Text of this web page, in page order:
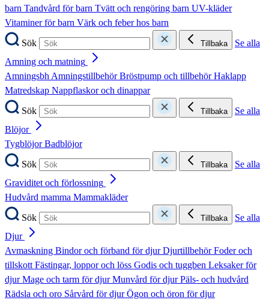
barn Tandvård för barn Tvätt och rengöring barn UV-kläder
Vitaminer för barn Värk och feber hos barn
Sök
Tillbaka
Se alla
Amning och matning
AmningsbhAmningstillbehörBröstpump och tillbehörHaklapp
Matredskap Nappflaskor och dinappar
Sök
Tillbaka
Se alla
Blöjor
TygblöjorBadblöjor
Sök
Tillbaka
Se alla
Graviditet och förlossning
Hudvård mamma Mammakläder
Sök
Tillbaka
Se alla
Djur
Avmaskning Bindor och förband för djurDjurtillbehörFoder och
tillskottFästingar, loppor och löss Godis och tuggben Leksaker för
djurMage och tarm för djurMunvård för djurPäls- och hudvård
Rädsla och oro Sårvård för djurÖgon och öron för djur